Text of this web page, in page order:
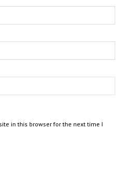
in this browser for the next time I